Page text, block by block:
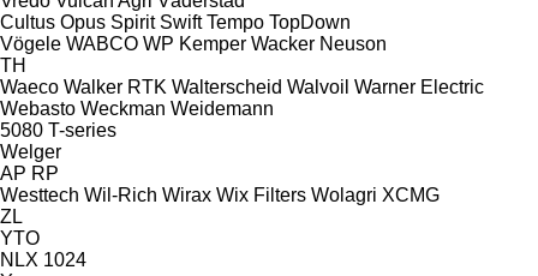
Cultus Opus Spirit Swift Tempo TopDown
Vögele WABCO WP Kemper Wacker Neuson
TH
Waeco Walker RTK Walterscheid Walvoil Warner Electric
Webasto Weckman Weidemann
5080 T-series
Welger
AP RP
Westtech Wil-Rich Wirax Wix Filters Wolagri XCMG
ZL
YTO
NLX 1024